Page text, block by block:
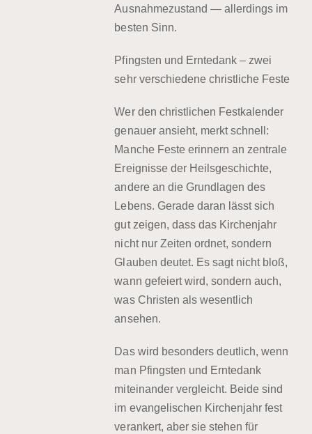
Ausnahmezustand — allerdings im
besten Sinn.
Pfingsten und Erntedank – zwei
sehr verschiedene christliche Feste
Wer den christlichen Festkalender
genauer ansieht, merkt schnell:
Manche Feste erinnern an zentrale
Ereignisse der Heilsgeschichte,
andere an die Grundlagen des
Lebens. Gerade daran lässt sich
gut zeigen, dass das Kirchenjahr
nicht nur Zeiten ordnet, sondern
Glauben deutet. Es sagt nicht bloß,
wann gefeiert wird, sondern auch,
was Christen als wesentlich
ansehen.
Das wird besonders deutlich, wenn
man Pfingsten und Erntedank
miteinander vergleicht. Beide sind
im evangelischen Kirchenjahr fest
verankert, aber sie stehen für